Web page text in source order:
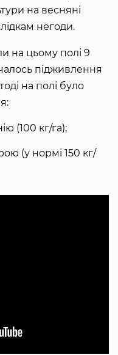
на весняні
негоди.
на цьому полі 9
підживлення
на полі було
(100 кг/га);
(у нормі 150 кг/